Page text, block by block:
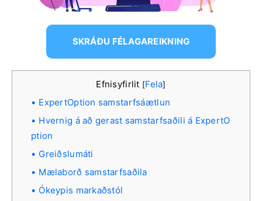
SKRÁÐU FÉLAGAREIKNING
Efnisyfirlit [Fela]
ExpertOption samstarfsáætlun
Hvernig á að gerast samstarfsaðili á ExpertO
ption
Greiðslumáti
Mælaborð samstarfsaðila
Ókeypis markaðstól